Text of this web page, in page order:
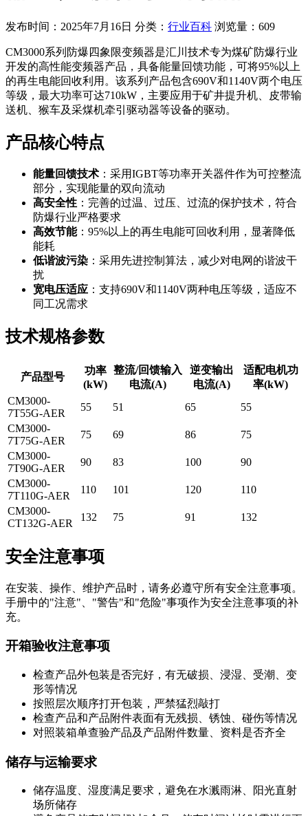
发布时间：2025年7月16日 分类： 行业百科 浏览量：609
CM3000系列防爆四象限变频器是汇川技术专为煤矿防爆行业
开发的高性能变频器产品，具备能量回馈功能，可将95%以上
的再生电能回收利用。该系列产品包含690V和1140V两个电压
等级，最大功率可达710kW，主要应用于矿井提升机、皮带输
送机、猴车及采煤机牵引驱动器等设备的驱动。
产品核心特点
能量回馈技术 ：采用IGBT等功率开关器件作为可控整流
部分，实现能量的双向流动
高安全性 ：完善的过温、过压、过流的保护技术，符合
防爆行业严格要求
高效节能：95%以上的再生电能可回收利用，显著降低
能耗
低谐波污染 ：采用先进控制算法，减少对电网的谐波干
扰
宽电压适应 ：支持690V和1140V两种电压等级，适应不
同工况需求
技术规格参数
产品型号
功率
(kW)
整流/回馈输入
电流(A)
逆变输出
电流(A)
适配电机功
率(kW)
CM3000-
7T55G-AER
55 51 65
55
CM3000-
7T75G-AER
75 69 86
75
CM3000-
7T90G-AER
90 83 100
90
CM3000-
7T110G-AER
110 101 120
110
CM3000-
CT132G-AER
132 75 91 132
安全注意事项
在安装、操作、维护产品时，请务必遵守所有安全注意事项。
手册中的"注意"、"警告"和"危险"事项作为安全注意事项的补
充。
开箱验收注意事项
检查产品外包装是否完好，有无破损、浸湿、受潮、变
形等情况
按照层次顺序打开包装，严禁猛烈敲打
检查产品和产品附件表面有无残损、锈蚀、碰伤等情况
对照装箱单查验产品及产品附件数量、资料是否齐全
储存与运输要求
储存温度、湿度满足要求，避免在水溅雨淋、阳光直射
场所储存